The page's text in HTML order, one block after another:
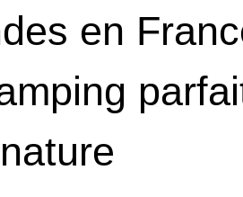
en